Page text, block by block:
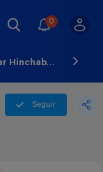
0
Descuentos, códigos y cupones para comprar Hinchable - Agosto - 2026
Seguir